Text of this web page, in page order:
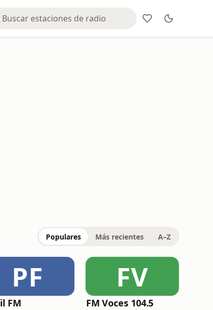
Populares Más recientes A–Z
PF
FM
FV
FM Voces 104.5